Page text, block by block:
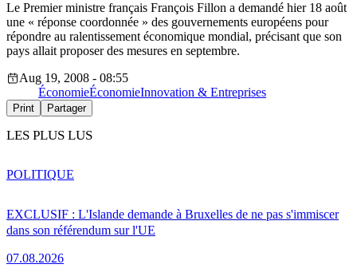
Le Premier ministre français François Fillon a demandé hier 18 août
une « réponse coordonnée » des gouvernements européens pour
répondre au ralentissement économique mondial, précisant que son
pays allait proposer des mesures en septembre.
Aug 19, 2008 - 08:55
ÉconomieÉconomieInnovation & Entreprises
Print Partager
LES PLUS LUS
EXCLUSIF : L'Islande demande à Bruxelles de ne pas s'immiscer
dans son référendum sur l'UE
07.08.2026
POLITIQUE